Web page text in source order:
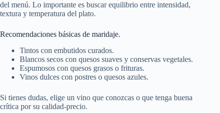
del menú. Lo importante es buscar equilibrio entre intensidad,
textura y temperatura del plato.
Recomendaciones básicas de maridaje.
Tintos con embutidos curados.
Blancos secos con quesos suaves y conservas vegetales.
Espumosos con quesos grasos o frituras.
Vinos dulces con postres o quesos azules.
Si tienes dudas, elige un vino que conozcas o que tenga buena
crítica por su calidad-precio.